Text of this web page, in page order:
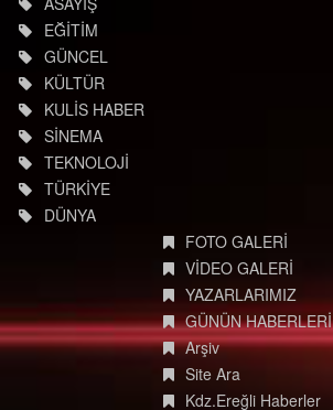
EĞİTİM
GÜNCEL
KÜLTÜR
KULİS HABER
SİNEMA
TEKNOLOJİ
TÜRKİYE
DÜNYA
FOTO GALERİ
VİDEO GALERİ
YAZARLARIMIZ
GÜNÜN HABERLERİ
Arşiv
Site Ara
Kdz.Ereğli Haberler